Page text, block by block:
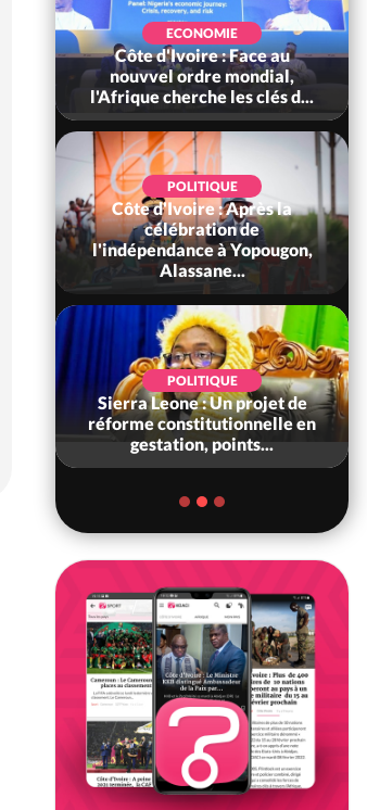
ECONOMIE
Côte d'Ivoire : Face au
nouvvel ordre mondial,
l'Afrique cherche les clés d...
POLITIQUE
Côte d'Ivoire : Après la
célébration de
l'indépendance à Yopougon,
Alassane...
POLITIQUE
Sierra Leone : Un projet de
réforme constitutionnelle en
gestation, points...